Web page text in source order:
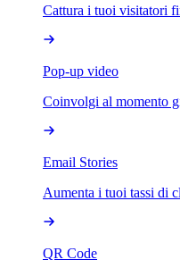
Cattura i tuoi visitatori
Pop-up video
Coinvolgi al momento
Email Stories
Aumenta i tuoi tassi di
QR Code